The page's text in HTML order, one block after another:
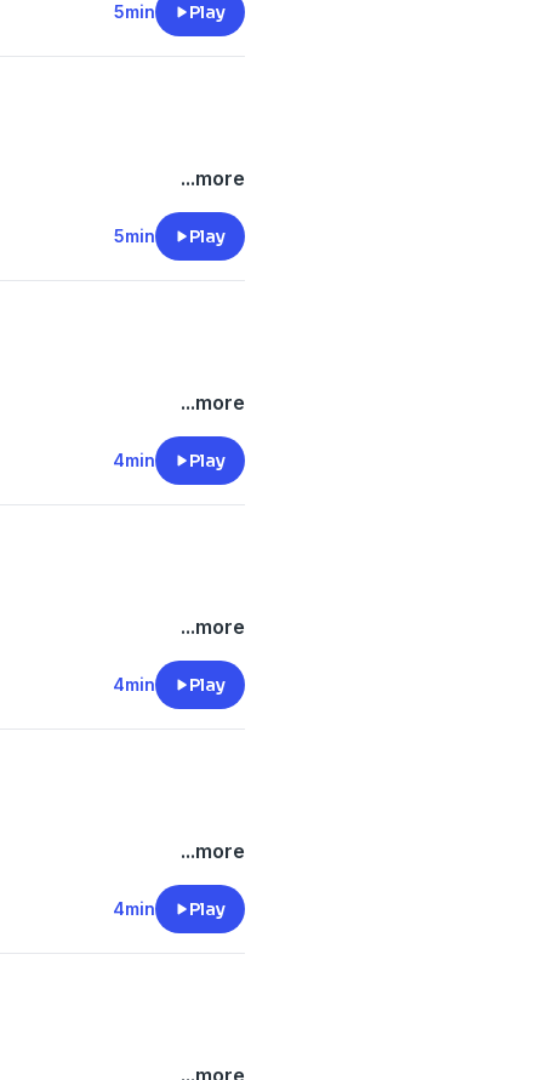
5min Play
...more
5min Play
...more
4min Play
...more
4min Play
...more
4min Play
...more